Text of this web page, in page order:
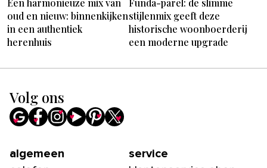
Een harmonieuze mix van
oud en nieuw: binnenkijken
in een authentiek
herenhuis
Funda-parel: de slimme
stijlenmix geeft deze
historische woonboerderij
een moderne upgrade
Volg ons
algemeen
service